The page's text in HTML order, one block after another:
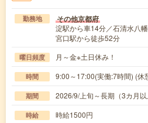
勤務地 その他京都府
淀駅から車14分／石清水八
宮口駅から徒歩52分
曜日頻度 月～金※土日休み！
時間 9:00～17:00(実働:7時間) (
期間 2026/9/上旬～長期（3カ月
時給 時給1500円